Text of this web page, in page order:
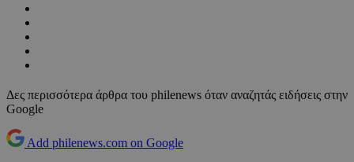
Δες περισσότερα άρθρα του philenews όταν αναζητάς ειδήσεις στην
Google
Add philenews.com on Google